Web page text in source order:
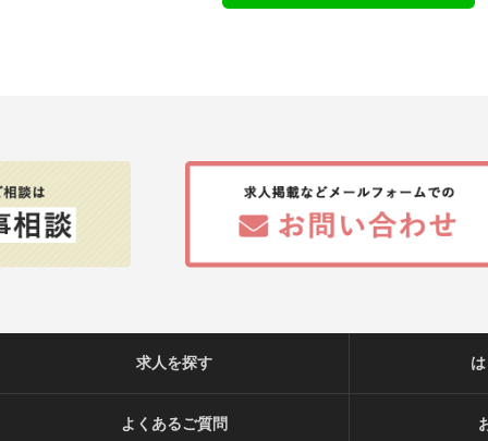
求人を探す
よくあるご質問